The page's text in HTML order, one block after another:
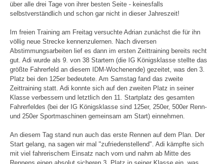
über alle drei Tage von ihrer besten Seite - keinesfalls
selbstverständlich und schon gar nicht in dieser Jahreszeit!
Im freien Training am Freitag versuchte Adrian zunächst die für ihn
völlig neue Strecke kennenzulernen. Nach diversen
Abstimmungsarbeiten lief es dann im ersten Zeittraining bereits recht
gut. Adi wurde als 9. von 38 Startern (die IG Königsklasse stellte das
größte Fahrerfeld an diesem IDM-Wochenende) gezeitet, was den 3.
Platz bei den 125er bedeutete. Am Samstag fand das zweite
Zeittraining statt. Adi konnte sich auf den zweiten Platz in seiner
Klasse verbessern und letztlich den 11. Startplatz des gesamten
Fahrerfeldes (bei der IG Königsklasse sind 125er, 250er, 500er Renn-
und 250er Sportmaschinen gemeinsam am Start) einnehmen.
An diesem Tag stand nun auch das erste Rennen auf dem Plan. Der
Start gelang, na sagen wir mal "zufriedenstellend". Adi kämpfte sich
mit viel fahrerischem Einsatz nach vorn und nahm ab Mitte des